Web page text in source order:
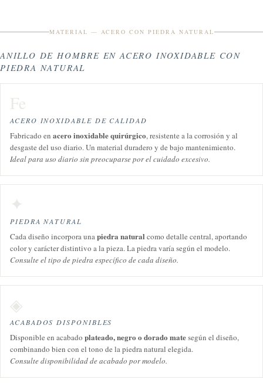
MATERIAL — ACERO CON PIEDRA NATURAL
ANILLO DE HOMBRE EN ACERO INOXIDABLE CON
PIEDRA NATURAL
Fe
ACERO INOXIDABLE DE CALIDAD
Fabricado en acero inoxidable quirúrgico, resistente a la corrosión y al
desgaste del uso diario. Un material duradero y de bajo mantenimiento.
Ideal para uso diario sin preocuparse por el cuidado excesivo.
✦
PIEDRA NATURAL
Cada diseño incorpora unapiedra natural como detalle central, aportando
color y carácter distintivo a la pieza. La piedra varía según el modelo.
Consulte el tipo de piedra específico de cada diseño.
◈
ACABADOS DISPONIBLES
Disponible en acabado plateado, negro o dorado matesegún el diseño,
combinando bien con el tono de la piedra natural elegida.
Consulte disponibilidad de acabado por modelo.